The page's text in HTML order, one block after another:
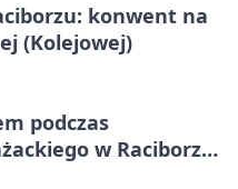
konwent na
(Kolejowej)
podczas
w Raciborzu